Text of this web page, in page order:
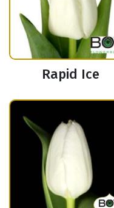
Rapid Ice